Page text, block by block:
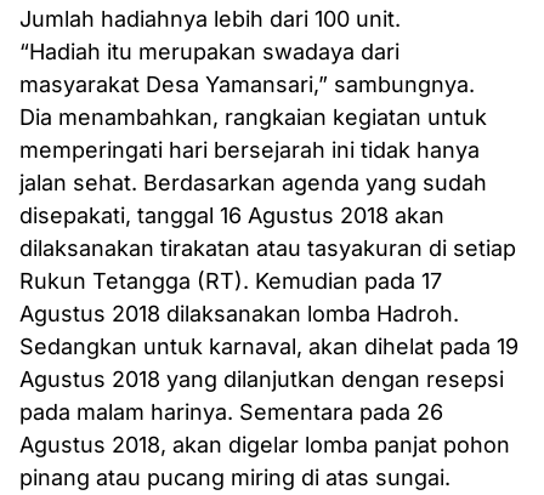
Jumlah hadiahnya lebih dari 100 unit.
“Hadiah itu merupakan swadaya dari
masyarakat Desa Yamansari,” sambungnya.
Dia menambahkan, rangkaian kegiatan untuk
memperingati hari bersejarah ini tidak hanya
jalan sehat. Berdasarkan agenda yang sudah
disepakati, tanggal 16 Agustus 2018 akan
dilaksanakan tirakatan atau tasyakuran di setiap
Rukun Tetangga (RT). Kemudian pada 17
Agustus 2018 dilaksanakan lomba Hadroh.
Sedangkan untuk karnaval, akan dihelat pada 19
Agustus 2018 yang dilanjutkan dengan resepsi
pada malam harinya. Sementara pada 26
Agustus 2018, akan digelar lomba panjat pohon
pinang atau pucang miring di atas sungai.